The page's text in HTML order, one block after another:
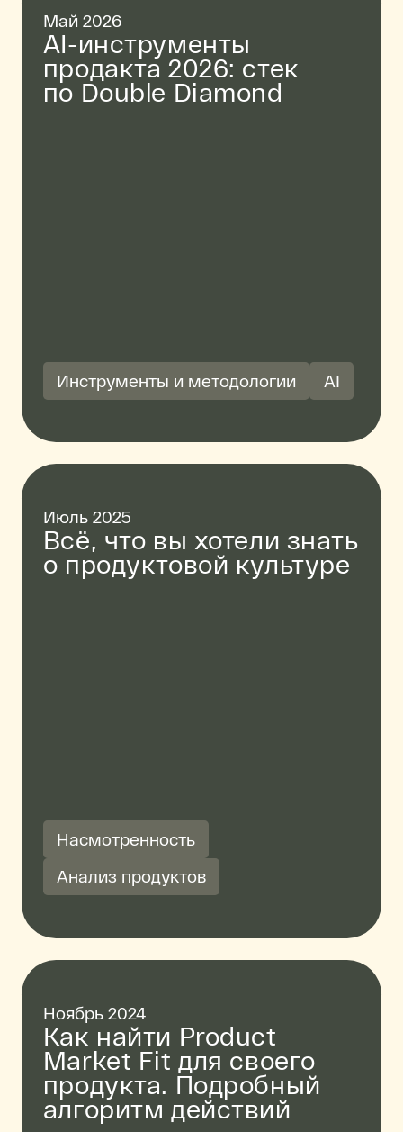
Май 2026
AI-инструменты
продакта 2026: стек
по Double Diamond
Инструменты и методологии AI
Июль 2025
Всё, что вы хотели знать
о продуктовой культуре
Насмотренность
Анализ продуктов
Ноябрь 2024
Как найти Product
Market Fit для своего
продукта. Подробный
алгоритм действий